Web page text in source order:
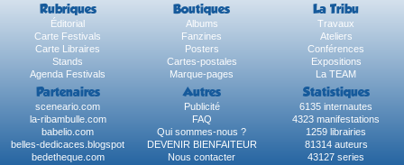
Rubriques Boutiques La Tribu
Éditorial Albums
Travaux
Carte Festivals
Fanzines
Ateliers
Carte Libraires
Posters
Conférences
Stands
Cartes-postales
Expositions
Agenda Festivals
Marque-pages La TEAM
Partenaires Autres Statistiques
sceneario.com Publicité
6135 internautes
la-ribambulle.com
FAQ
4323 manifestations
babelio.com
Qui sommes-nous ?
1259 librairies
belles-dedicaces.blogspot
DEVENIR BIENFAITEUR
81314 auteurs
bedetheque.com
Nous contacter
43127 series